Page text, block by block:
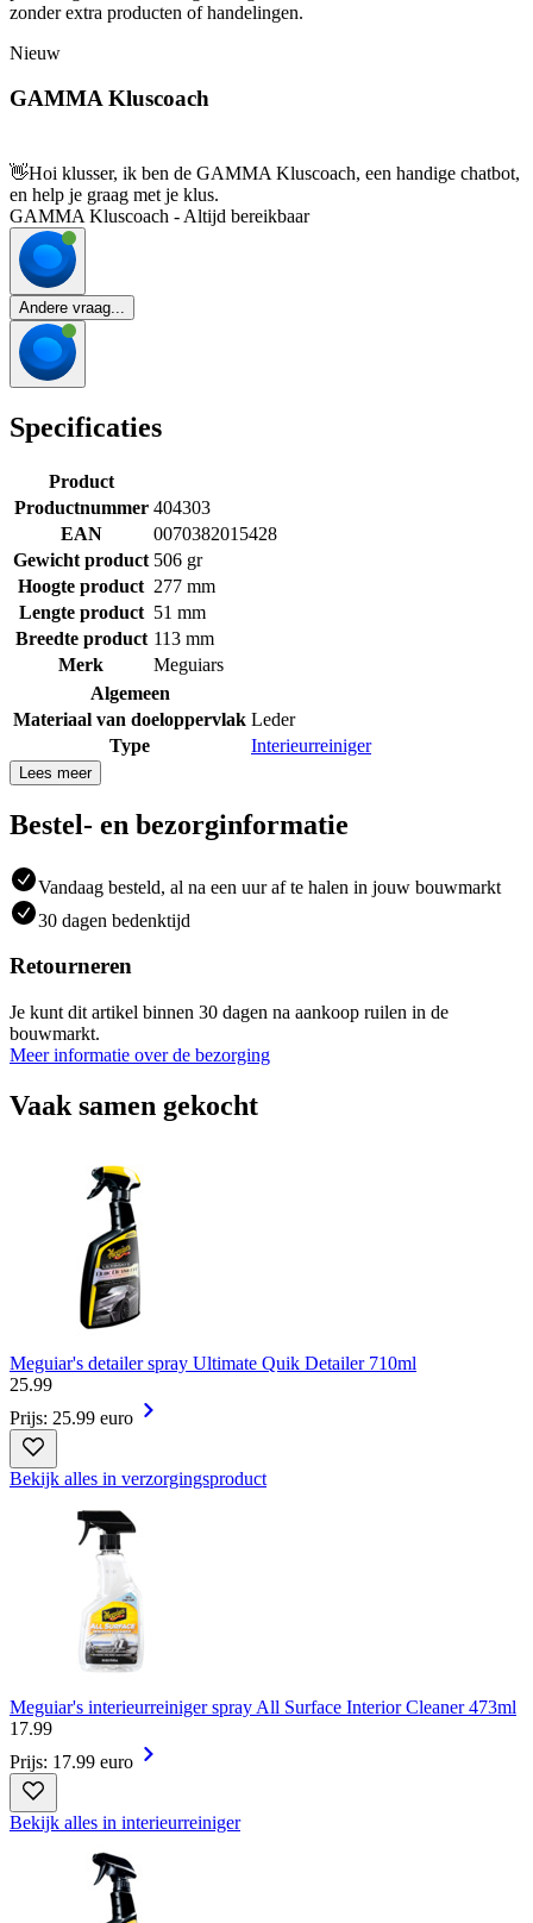
zonder extra producten of handelingen.
Nieuw
GAMMA Kluscoach
👋Hoi klusser, ik ben de GAMMA Kluscoach, een handige chatbot,
en help je graag met je klus.
GAMMA Kluscoach - Altijd bereikbaar
Andere vraag...
Specificaties
Product
Productnummer 404303
EAN
0070382015428
Gewicht product 506 gr
Hoogte product 277 mm
Lengte product 51 mm
Breedte product 113 mm
Merk
Meguiars
Algemeen
Materiaal van doeloppervlak Leder
Type
Interieurreiniger
Lees meer
Bestel- en bezorginformatie
Vandaag besteld, al na een uur af te halen in jouw bouwmarkt
30 dagen bedenktijd
Retourneren
Je kunt dit artikel binnen 30 dagen na aankoop ruilen in de
bouwmarkt.
Meer informatie over de bezorging
Vaak samen gekocht
Meguiar's detailer spray Ultimate Quik Detailer 710ml
25.99
Prijs: 25.99 euro
Bekijk alles in verzorgingsproduct
Meguiar's interieurreiniger spray All Surface Interior Cleaner 473ml
17.99
Prijs: 17.99 euro
Bekijk alles in interieurreiniger